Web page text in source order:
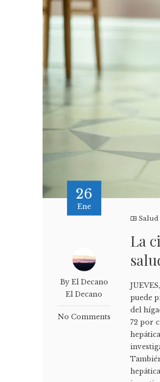
26
Ene
By El Decano
El Decano
No Comments
Salud
La
puede
del
72 por